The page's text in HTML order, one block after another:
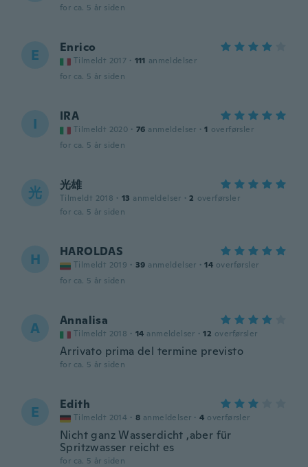
for ca. 5 år siden
E Enrico
Tilmeldt 2017 · 111 anmeldelser
for ca. 5 år siden
I IRA
Tilmeldt 2020 · 76 anmeldelser · 1 overførsler
for ca. 5 år siden
光 光雄
Tilmeldt 2018 · 13 anmeldelser · 2 overførsler
for ca. 5 år siden
H HAROLDAS
Tilmeldt 2019 · 39 anmeldelser · 14 overførsler
for ca. 5 år siden
A Annalisa
Tilmeldt 2018 · 14 anmeldelser · 12 overførsler
Arrivato prima del termine previsto
for ca. 5 år siden
E Edith
Tilmeldt 2014 · 8 anmeldelser · 4 overførsler
Nicht ganz Wasserdicht ,aber für
Spritzwasser reicht es
for ca. 5 år siden